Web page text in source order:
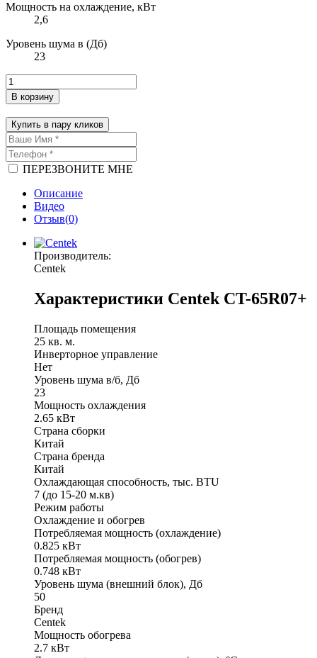
Мощность на охлаждение, кВт
2,6
Уровень шума в (Дб)
23
В корзину
Купить в пару кликов
ПЕРЕЗВОНИТЕ МНЕ
Описание
Видео
Отзыв(0)
Производитель:
Centek
Характеристики Centek CT-65R07+
Площадь помещения
25 кв. м.
Инверторное управление
Нет
Уровень шума в/б, Дб
23
Мощность охлаждения
2.65 кВт
Страна сборки
Китай
Страна бренда
Китай
Охлаждающая способность, тыс. BTU
7 (до 15-20 м.кв)
Режим работы
Охлаждение и обогрев
Потребляемая мощность (охлаждение)
0.825 кВт
Потребляемая мощность (обогрев)
0.748 кВт
Уровень шума (внешний блок), Дб
50
Бренд
Centek
Мощность обогрева
2.7 кВт